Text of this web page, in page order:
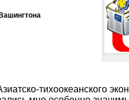
тихоокеанского